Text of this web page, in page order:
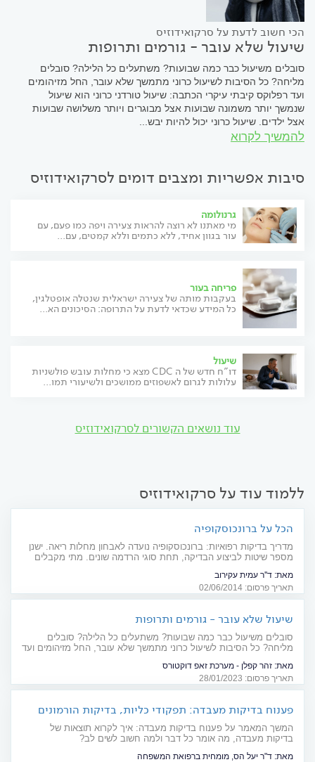
הכי חשוב לדעת על סרקואידוזיס
שיעול שלא עובר - גורמים ותרופות
סובלים משיעול כבר כמה שבועות? משתעלים כל הלילה? סובלים
מליחה? כל הסיבות לשיעול כרוני מתמשך שלא עובר, החל מזיהומים
ועד רפלוקס קיבתי עיקרי הכתבה: שיעול טורדני כרוני הוא שיעול
שנמשך יותר משמונה שבועות אצל מבוגרים ויותר משלושה שבועות
אצל ילדים. שיעול כרוני יכול להיות יבש...
להמשיך לקרוא
סיבות אפשריות ומצבים דומים לסרקואידוזיס
גרנולומה
מי מאתנו לא רוצה להראות צעירה ויפה כמו פעם, עם
עור בגוון אחיד, ללא כתמים וללא קמטים, עם...
פריחה בעור
בעקבות מותה של צעירה ישראלית שנטלה אופטלגין,
כל המידע שכדאי לדעת על התרופה: הסיכונים הא...
שיעול
דו"ח חדש של ה CDC מצא כי מחלות עובש פולשניות
עלולות לגרום לאשפוזים ממושכים ולשיעורי תמו...
עוד נושאים הקשורים לסרקואידוזיס
ללמוד עוד על סרקואידוזיס
הכל על ברונכוסקופיה
מדריך בדיקות רפואיות: ברונכוסקופיה נועדה לאבחון מחלות ריאה. ישנן
מספר שיטות לביצוע הבדיקה, תחת סוגי הרדמה שונים. מתי מקבלים
מאת: ד''ר עמית עקירוב
תאריך פרסום: 02/06/2014
שיעול שלא עובר - גורמים ותרופות
סובלים משיעול כבר כמה שבועות? משתעלים כל הלילה? סובלים
מליחה? כל הסיבות לשיעול כרוני מתמשך שלא עובר, החל מזיהומים ועד
מאת: זהר קפלן - מערכת זאפ דוקטורס
תאריך פרסום: 28/01/2023
פענוח בדיקות מעבדה: תפקודי כליות, בדיקות הורמונים
המשך המאמר על פענוח בדיקות מעבדה: איך לקרוא תוצאות של
בדיקות מעבדה, מה אומר כל דבר ולמה חשוב לשים לב?
מאת: ד"ר יעל הס, מומחית ברפואת המשפחה